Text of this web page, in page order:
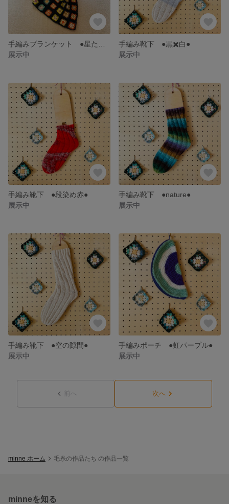
展示中
手編み靴下 ●黒✖️白●
展示中
手編み靴下 ●段染め赤●
展示中
手編み靴下 ●nature●
展示中
手編み靴下 ●空の隙間●
展示中
手編みポーチ ●虹パープル●
展示中
前へ 次へ
minne ホーム 毛糸の作品たち の作品一覧
minneを知る